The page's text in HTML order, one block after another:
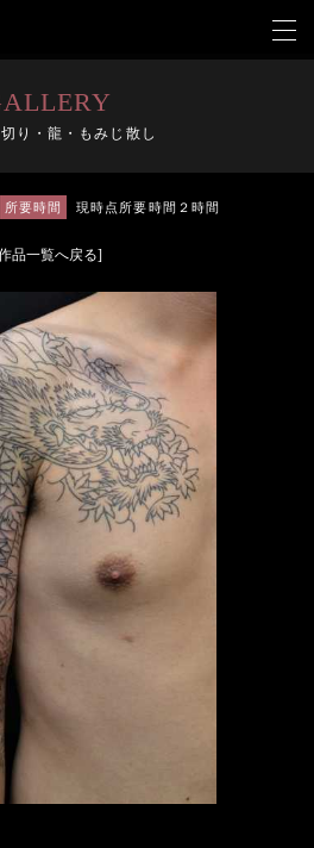
メ
ニ
り・龍・もみじ散し
所要時間 現時点所要時間２時間